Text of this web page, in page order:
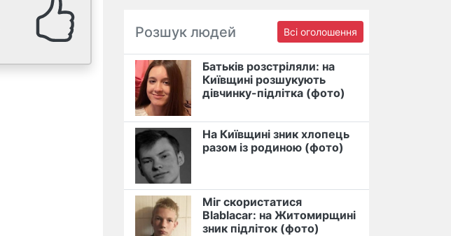
Розшук людей Всі оголошення
Батьків розстріляли: на
Київщині розшукують
дівчинку-підлітка (фото)
На Київщині зник хлопець
разом із родиною (фото)
Міг скористатися
Blablacar: на Житомирщині
зник підліток (фото)